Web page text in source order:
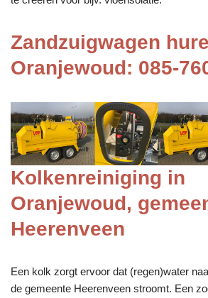
Zandzuigwagen
Oranjewoud: 085-
Kolkenreiniging in
Oranjewoud,
Heerenveen
Een kolk zorgt ervoor dat (regen)water
de gemeente Heerenveen stroomt. Een